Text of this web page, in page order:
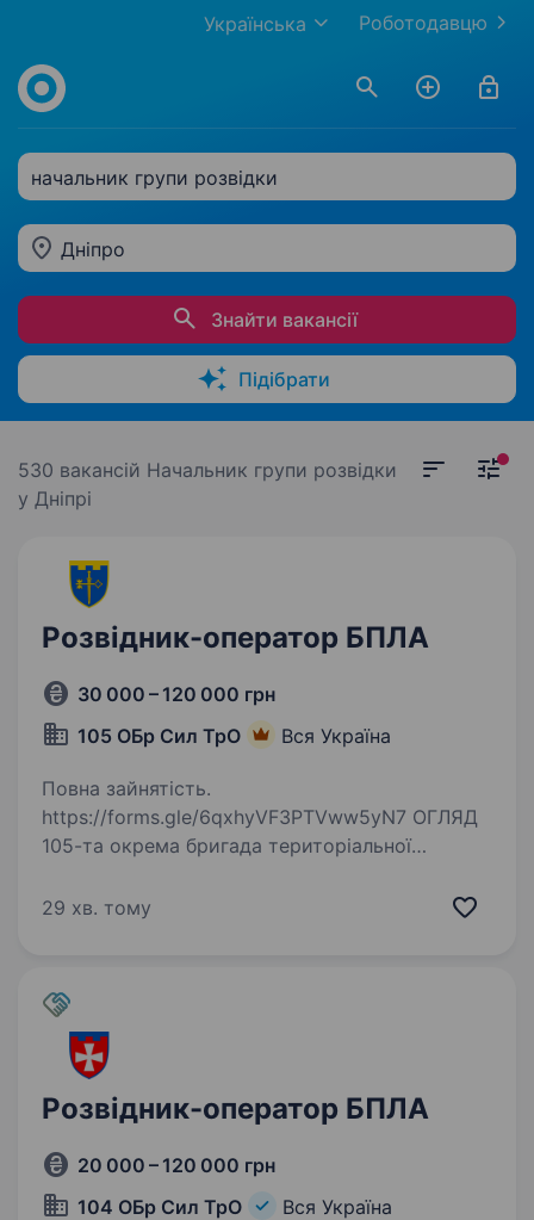
Роботодавцю
Українська
начальник групи розвідки
Дніпро
Знайти вакансії
Підібрати
530 вакансій Начальник групи розвідки
у Дніпрі
Розвідник-оператор БПЛА
30 000 – 120 000 грн
105 ОБр Сил ТрО
Вся Україна
Повна зайнятість.
https://forms.gle/6qxhyVF3PTVww5yN7 ОГЛЯД
105-та окрема бригада територіальної
територіальної оборони України
29 хв. тому
Розвідник-оператор БПЛА
20 000 – 120 000 грн
104 ОБр Сил ТрО
Вся Україна